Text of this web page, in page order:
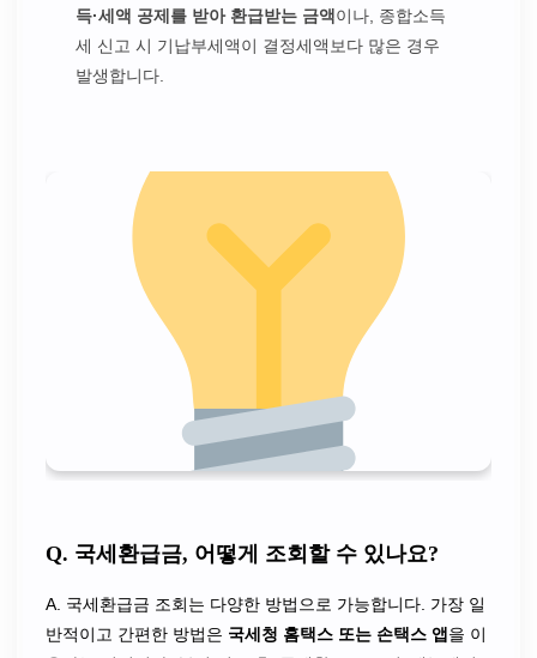
득·세액 공제를 받아 환급받는 금액이나, 종합소득
세 신고 시 기납부세액이 결정세액보다 많은 경우
발생합니다.
Q. 국세환급금, 어떻게 조회할 수 있나요?
A. 국세환급금 조회는 다양한 방법으로 가능합니다. 가장 일
반적이고 간편한 방법은 국세청 홈택스 또는 손택스 앱 을 이